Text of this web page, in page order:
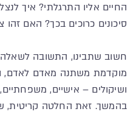
החיים אליו התרגלתי? איך
סיכונים כרוכים בכך? האם
חשוב שתבינו, התשובה
מוקדמת משתנה מאדם לאדם,
ושיקולים – אישיים,
בהמשך. זאת החלטה קריטית,